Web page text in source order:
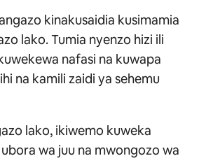
kinakusaidia kusimamia
lako. Tumia nyenzo hizi ili
nafasi na kuwapa
na kamili zaidi ya sehemu
lako, ikiwemo kuweka
wa juu na mwongozo wa